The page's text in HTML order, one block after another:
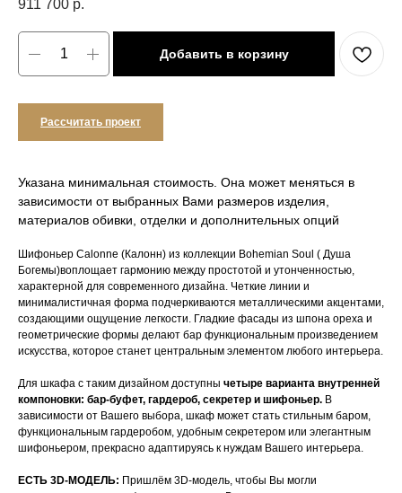
911 700 р.
Добавить в корзину
Рассчитать проект
Указана минимальная стоимость. Она может меняться в
зависимости от выбранных Вами размеров изделия,
материалов обивки, отделки и дополнительных опций
Шифоньер Calonne (Калонн) из коллекции Bohemian Soul ( Душа
Богемы)воплощает гармонию между простотой и утонченностью,
характерной для современного дизайна. Четкие линии и
минималистичная форма подчеркиваются металлическими акцентами,
создающими ощущение легкости. Гладкие фасады из шпона ореха и
геометрические формы делают бар функциональным произведением
искусства, которое станет центральным элементом любого интерьера.
Для шкафа с таким дизайном доступны четыре варианта внутренней
компоновки: бар-буфет, гардероб, секретер и шифоньер. В
зависимости от Вашего выбора, шкаф может стать стильным баром,
функциональным гардеробом, удобным секретером или элегантным
шифоньером, прекрасно адаптируясь к нуждам Вашего интерьера.
ЕСТЬ 3D-МОДЕЛЬ: Пришлём 3D-модель, чтобы Вы могли